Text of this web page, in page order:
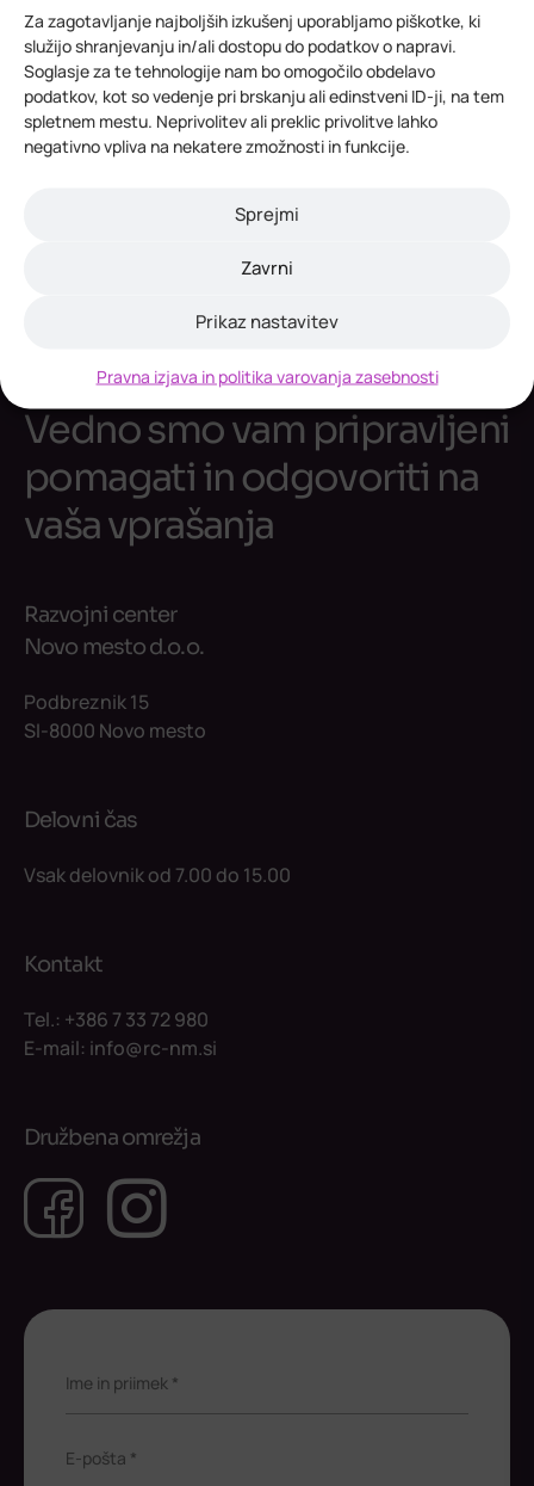
Za zagotavljanje najboljših izkušenj uporabljamo piškotke, ki
služijo shranjevanju in/ali dostopu do podatkov o napravi.
Soglasje za te tehnologije nam bo omogočilo obdelavo
podatkov, kot so vedenje pri brskanju ali edinstveni ID-ji, na tem
spletnem mestu. Neprivolitev ali preklic privolitve lahko
negativno vpliva na nekatere zmožnosti in funkcije.
Sprejmi
Zavrni
Prikaz nastavitev
Pravna izjava in politika varovanja zasebnosti
čezmejnih območij
24. julija 2026
Odprt razpis Alpsko-jadranske zveze za
mednarodne projekte
kontaktirajte nas
Vedno smo vam pripravljeni
pomagati in odgovoriti na
vaša vprašanja
Razvojni center
Novo mesto d.o.o.
Podbreznik 15
SI-8000 Novo mesto
Delovni čas
Vsak delovnik od 7.00 do 15.00
Kontakt
Tel.: +386 7 33 72 980
E-mail: info@rc-nm.si
Družbena omrežja
Facebook
Instagram
Ime in priimek *
E-pošta *